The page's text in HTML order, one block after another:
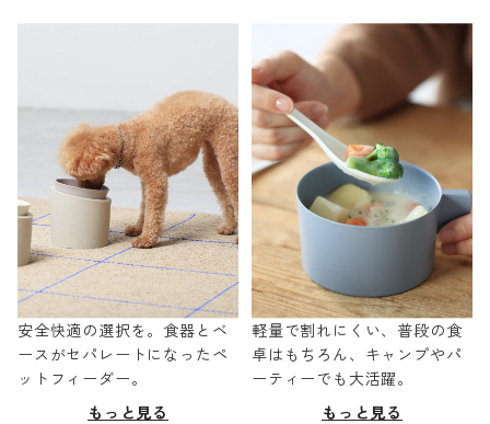
安全快適の選択を。食器とベ
ースがセパレートになったペ
ットフィーダー。
もっと見る
軽量で割れにくい、普段の食
卓はもちろん、キャンプやパ
ーティーでも大活躍。
もっと見る